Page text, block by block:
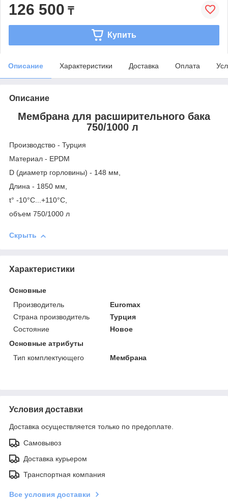
126 500 ₸
Купить
Описание Характеристики Доставка Оплата
Описание
Мембрана для расширительного бака
750/1000 л
Производство - Турция
Материал - EPDM
D (диаметр горловины) - 148 мм,
Длина - 1850 мм,
t° -10°C...+110°C,
объем 750/1000 л
Скрыть
Характеристики
Основные
Производитель
Euromax
Страна производитель
Турция
Состояние
Новое
Основные атрибуты
Тип комплектующего
Мембрана
Условия доставки
Доставка осуществляется только по предоплате.
Самовывоз
Доставка курьером
Транспортная компания
Все условия доставки